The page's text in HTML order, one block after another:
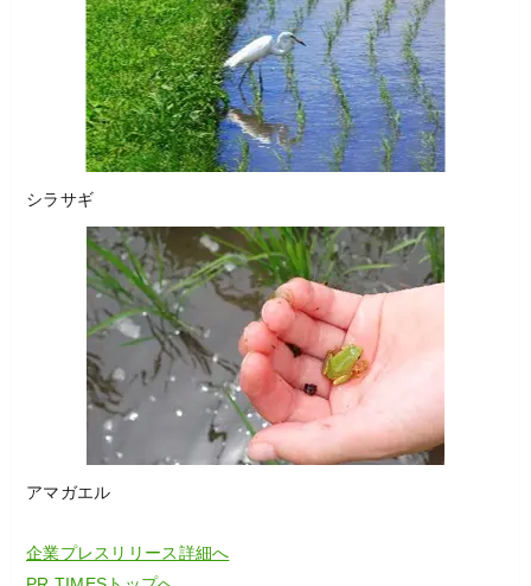
シラサギ
アマガエル
企業プレスリリース詳細へ